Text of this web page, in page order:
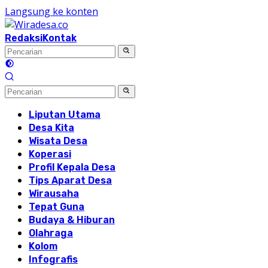
Langsung ke konten
RedaksiKontak
Liputan Utama
Desa Kita
Wisata Desa
Koperasi
Profil Kepala Desa
Tips Aparat Desa
Wirausaha
Tepat Guna
Budaya & Hiburan
Olahraga
Kolom
Infografis